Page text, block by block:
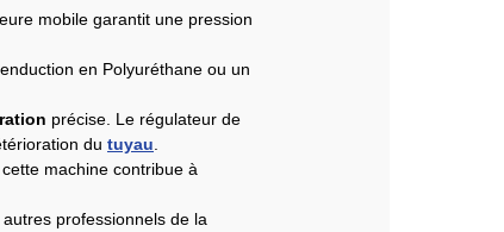
mobile garantit une pression
en Polyuréthane ou un
précise. Le régulateur de
du tuyau.
cette machine contribue à
autres professionnels de la